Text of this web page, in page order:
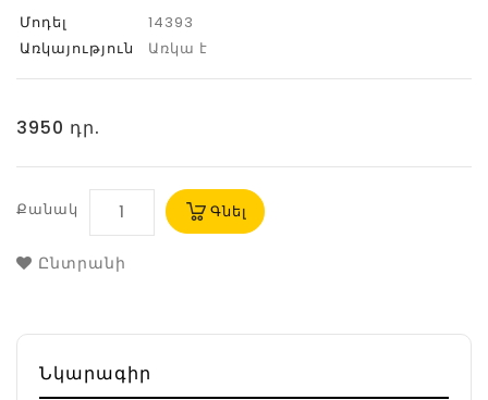
Մոդել
14393
Առկայություն
Առկա է
3950 դր.
Քանակ Գնել
Ընտրանի
Նկարագիր